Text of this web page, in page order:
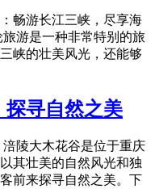
畅游长江三峡，尽享海
旅游是一种非常特别的旅
峡的壮美风光，还能够
探寻自然之美
陵大木花谷是位于重庆
其壮美的自然风光和独
前来探寻自然之美。下